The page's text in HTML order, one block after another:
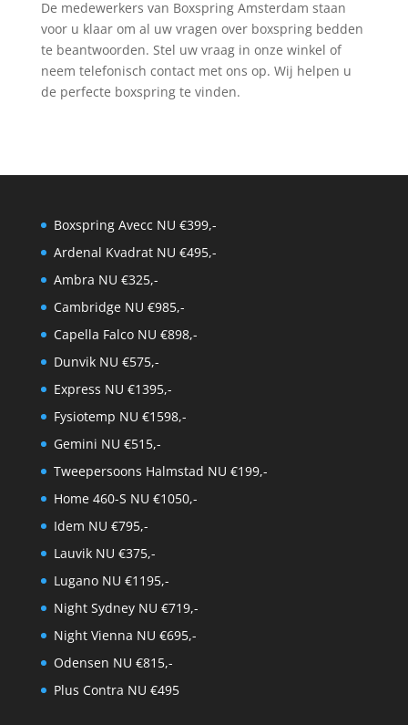
De medewerkers van Boxspring Amsterdam staan
voor u klaar om al uw vragen over boxspring bedden
te beantwoorden. Stel uw vraag in onze winkel of
neem telefonisch contact met ons op. Wij helpen u
de perfecte boxspring te vinden.
Boxspring Avecc NU €399,-
Ardenal Kvadrat NU €495,-
Ambra NU €325,-
Cambridge NU €985,-
Capella Falco NU €898,-
Dunvik NU €575,-
Express NU €1395,-
Fysiotemp NU €1598,-
Gemini NU €515,-
Tweepersoons Halmstad NU €199,-
Home 460-S NU €1050,-
Idem NU €795,-
Lauvik NU €375,-
Lugano NU €1195,-
Night Sydney NU €719,-
Night Vienna NU €695,-
Odensen NU €815,-
Plus Contra NU €495